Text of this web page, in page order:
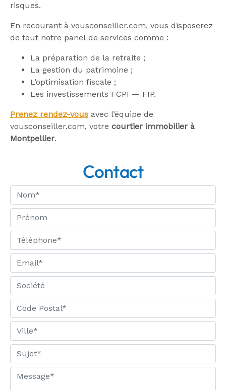
risques.
En recourant à vousconseiller.com, vous disposerez
de tout notre panel de services comme :
La préparation de la retraite ;
La gestion du patrimoine ;
L’optimisation fiscale ;
Les investissements FCPI — FIP.
Prenez rendez-vous avec l’équipe de
vousconseiller.com, votre courtier immobilier à
Montpellier.
Contact